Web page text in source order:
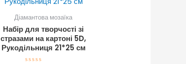
Діамантова мозаїка
Набір для творчості зі
стразами на картоні 5D,
Рукодільниця 21*25 см